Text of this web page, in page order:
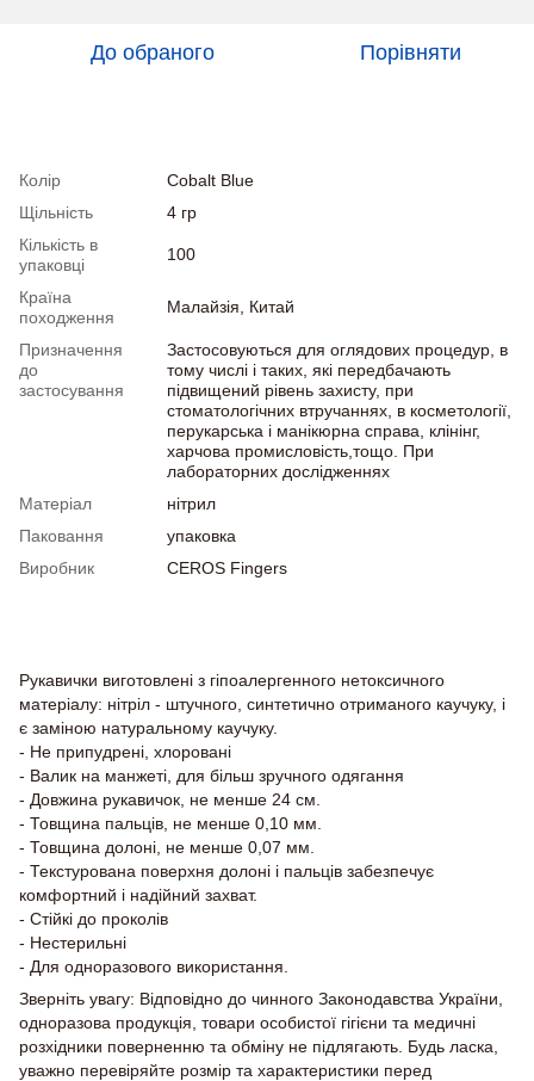
До обраного Порівняти
Колір
Cobalt Blue
Щільність
4 гр
Кількість в
упаковці
100
Країна
походження
Малайзія, Китай
Призначення
до
застосування
Застосовуються для оглядових процедур, в
тому числі і таких, які передбачають
підвищений рівень захисту, при
стоматологічних втручаннях, в косметології,
перукарська і манікюрна справа, клінінг,
харчова промисловість,тощо. При
лабораторних дослідженнях
Матеріал
нітрил
Паковання
упаковка
Виробник
CEROS Fingers
Рукавички виготовлені з гіпоалергенного нетоксичного
матеріалу: нітріл - штучного, синтетично отриманого каучуку, і
є заміною натуральному каучуку.
- Не припудрені, хлоровані
- Валик на манжеті, для більш зручного одягання
- Довжина рукавичок, не менше 24 см.
- Товщина пальців, не менше 0,10 мм.
- Товщина долоні, не менше 0,07 мм.
- Текстурована поверхня долоні і пальців забезпечує
комфортний і надійний захват.
- Стійкі до проколів
- Нестерильні
- Для одноразового використання.
Зверніть увагу: Відповідно до чинного Законодавства України,
одноразова продукція, товари особистої гігієни та медичні
розхідники поверненню та обміну не підлягають. Будь ласка,
уважно перевіряйте розмір та характеристики перед